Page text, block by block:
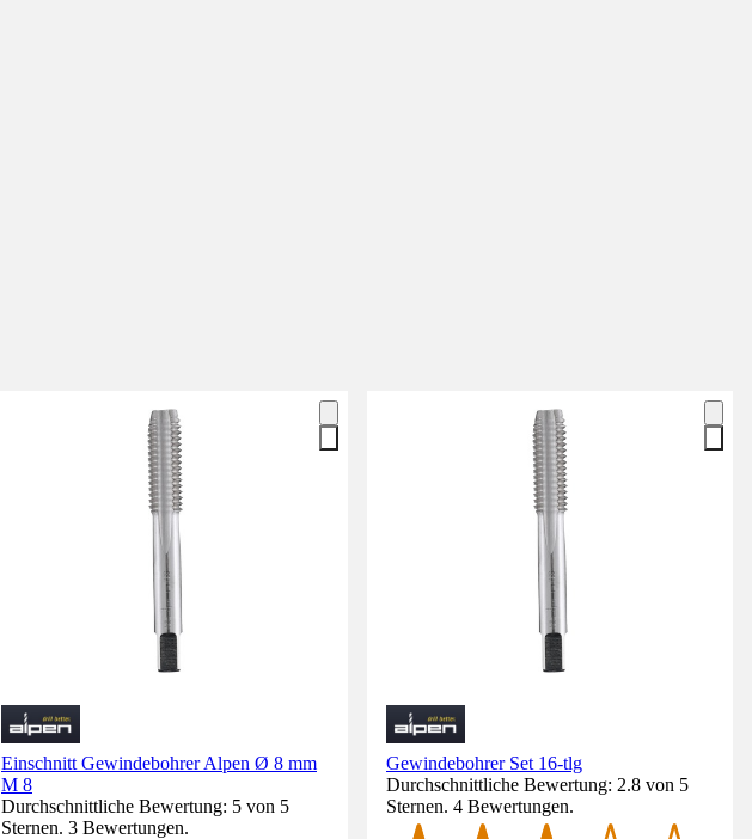
Einschnitt Gewindebohrer Alpen Ø 8 mm
M 8
Durchschnittliche Bewertung: 5 von 5
Sternen. 3 Bewertungen.
Gewindebohrer Set 16-tlg
Durchschnittliche Bewertung: 2.8 von 5
Sternen. 4 Bewertungen.